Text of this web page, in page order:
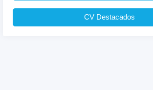
CV Destacados